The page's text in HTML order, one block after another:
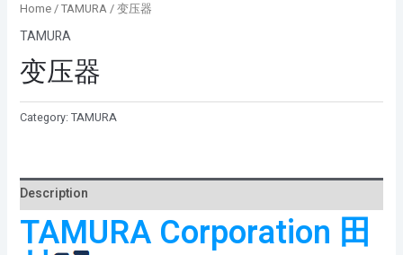
Home/TAMURA/ 变压器
TAMURA
变压器
Category: TAMURA
Description
TAMURA Corporation 田